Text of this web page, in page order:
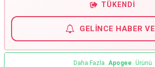
TÜKENDI
GELINCE HABER
Daha Fazla Apogee Ürünü